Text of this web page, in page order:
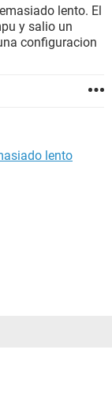
lento. El
y salio un
configuracion
lento